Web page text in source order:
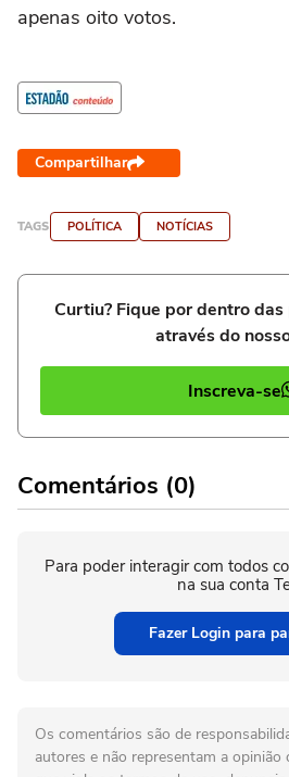
apenas oito votos.
Compartilhar
TAGS POLÍTICA NOTÍCIAS
Curtiu? Fique por dentro
através do
Inscreva-se
Comentários (0)
Para poder interagir com todos
na sua conta
Fazer Login para
Os comentários são de
autores e não representam a opinião